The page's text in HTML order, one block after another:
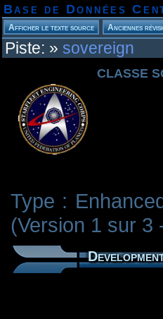
Base de Données
Piste: » sovereign
CLASSE
Type :
(Version 1 sur 3